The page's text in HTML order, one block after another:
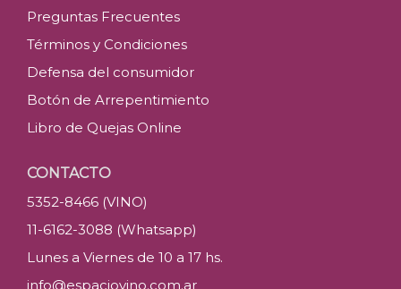
Preguntas Frecuentes
Términos y Condiciones
Defensa del consumidor
Botón de Arrepentimiento
Libro de Quejas Online
CONTACTO
5352-8466 (VINO)
11-6162-3088 (Whatsapp)
Lunes a Viernes de 10 a 17 hs.
info@espaciovino.com.ar